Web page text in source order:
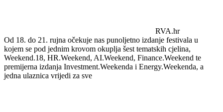
RVA.hr
Od 18. do 21. rujna očekuje nas punoljetno izdanje festivala u
kojem se pod jednim krovom okuplja šest tematskih cjelina,
Weekend.18, HR.Weekend, AI.Weekend, Finance.Weekend te
premijerna izdanja Investment.Weekenda i Energy.Weekenda, a
jedna ulaznica vrijedi za sve